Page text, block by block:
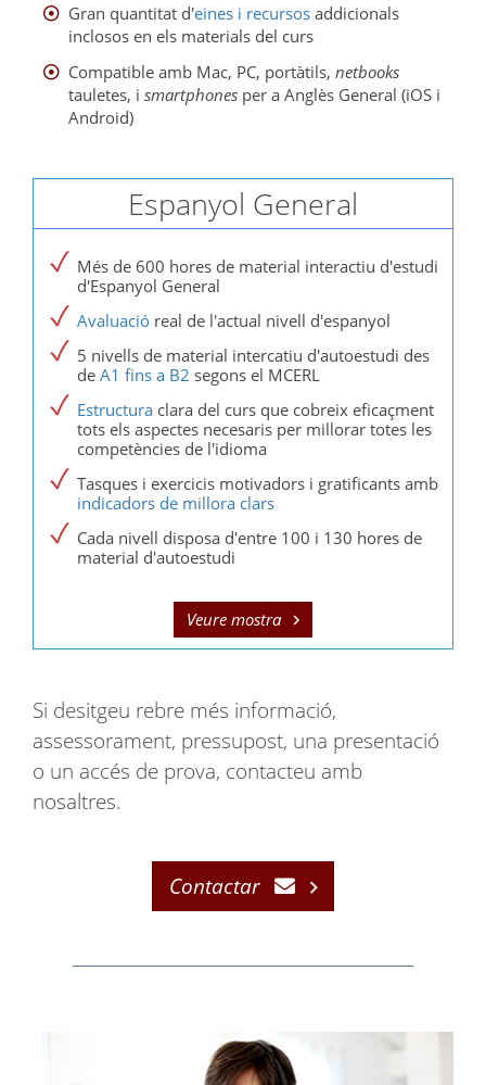
Gran quantitat d'eines i recursosaddicionals
inclosos en els materials del curs
Compatible amb Mac, PC, portàtils, netbooks
tauletes, i smartphonesper a Anglès General (iOS i
Android)
Espanyol General
Més de 600 hores de material interactiu d'estudi
d'Espanyol General
Avaluació real de l'actual nivell d'espanyol
5 nivells de material intercatiu d'autoestudi des
de A1 fins a B2 segons el MCERL
Estructura clara del curs que cobreix eficaçment
tots els aspectes necesaris per millorar totes les
competències de l'idioma
Tasques i exercicis motivadors i gratificants amb
indicadors de millora clars
Cada nivell disposa d'entre 100 i 130 hores de
material d'autoestudi
Veure mostra
Si desitgeu rebre més informació,
assessorament, pressupost, una presentació
o un accés de prova, contacteu amb
nosaltres.
Contactar